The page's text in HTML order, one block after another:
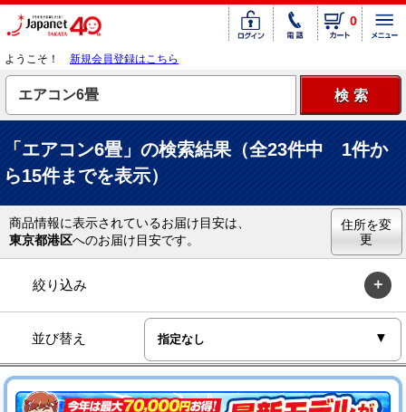
0
ようこそ！ 新規会員登録はこちら
「エアコン6畳」の検索結果（全23件中 1件か
ら15件までを表示）
商品情報に表示されているお届け目安は、
東京都港区へのお届け目安です。
住所を変
更
絞り込み
並び替え